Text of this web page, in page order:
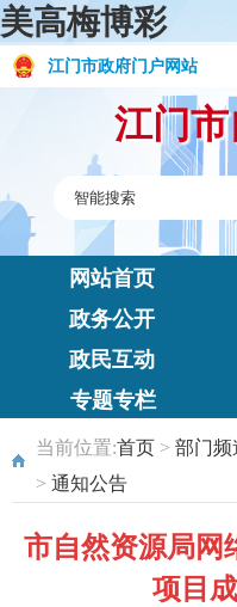
美高梅博彩
江门市政府门户网站
江门
网站首页
政务公开
政民互动
专题专栏
当前位置:首页 > 部门频
> 通知公告
市自然资源局网
项目